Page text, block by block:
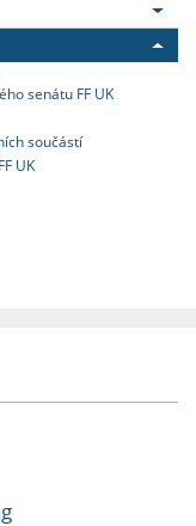
senátu FF UK
součástí
UK